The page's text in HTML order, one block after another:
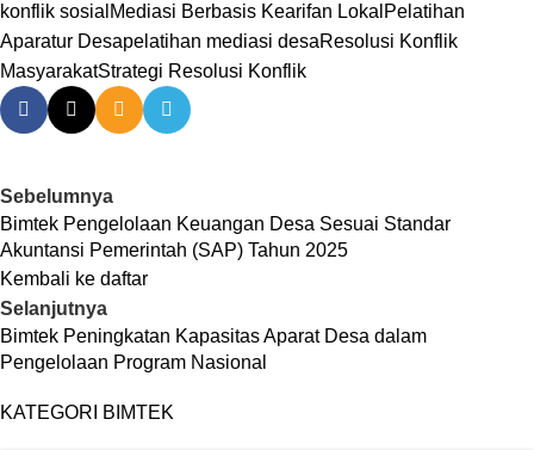
konflik sosial Mediasi Berbasis Kearifan Lokal Pelatihan
Aparatur Desapelatihan mediasi desaResolusi Konflik
MasyarakatStrategi Resolusi Konflik
Sebelumnya
Bimtek Pengelolaan Keuangan Desa Sesuai Standar
Akuntansi Pemerintah (SAP) Tahun 2025
Kembali ke daftar
Selanjutnya
Bimtek Peningkatan Kapasitas Aparat Desa dalam
Pengelolaan Program Nasional
KATEGORI BIMTEK